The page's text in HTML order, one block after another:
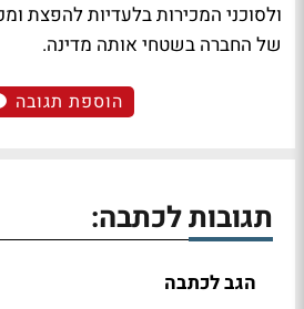
ולסוכני המכירות בלעדיות להפצת
של החברה בשטחי אותה מדינה.
הוספת תגובה
תגובות לכתבה:
הגב לכתבה